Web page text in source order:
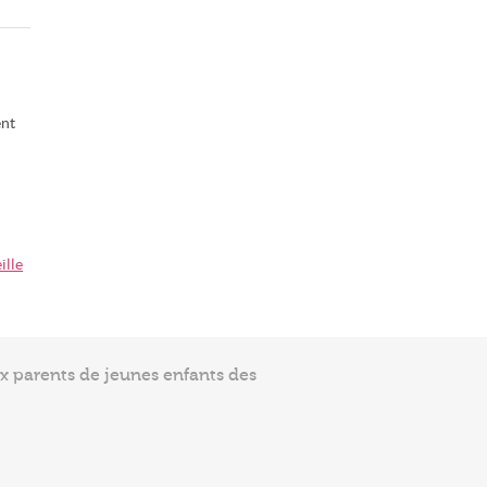
parents de jeunes enfants des